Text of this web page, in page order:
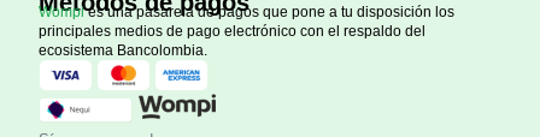
Wompies una pasarela de pagos que pone a tu disposición los
principales medios de pago electrónico con el respaldo del
ecosistema Bancolombia.